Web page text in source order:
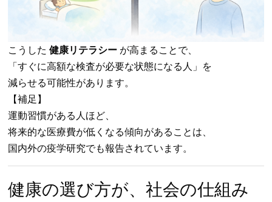
こうした健康リテラシー が高まることで、
「すぐに高額な検査が必要な状態になる人」を
減らせる可能性があります。
【補足】
運動習慣がある人ほど、
将来的な医療費が低くなる傾向があることは、
国内外の疫学研究でも報告されています。
健康の選び方が、社会の仕組み